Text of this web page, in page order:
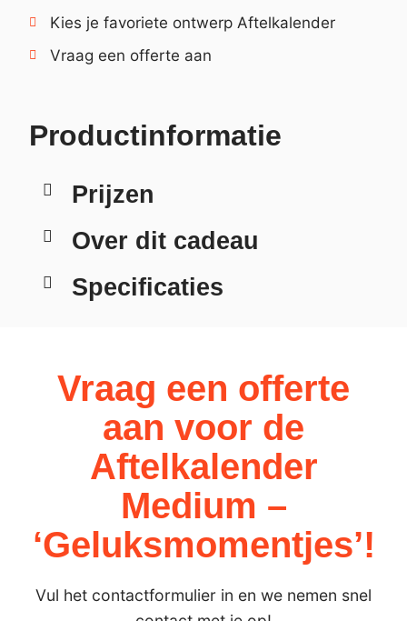
Kies je favoriete ontwerp Aftelkalender
Vraag een offerte aan
Productinformatie
Prijzen
Over dit cadeau
Specificaties
Vraag een offerte
aan voor de
Aftelkalender
Medium –
‘Geluksmomentjes’!
Vul het contactformulier in en we nemen snel